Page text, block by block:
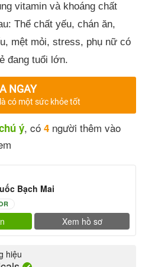
vitamin và khoáng chất
Thể chất yếu, chán ăn,
mệt mỏi, stress, phụ nữ có
đang tuổi lớn.
NGAY
có một sức khỏe tốt
ý, có 4 người thêm vào
Bạch Mai
Xem hồ sơ
hiệu